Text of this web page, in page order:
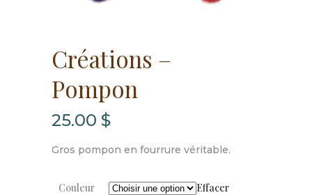
Créations –
Pompon
25.00 $
Gros pompon en fourrure véritable.
Couleur Effacer